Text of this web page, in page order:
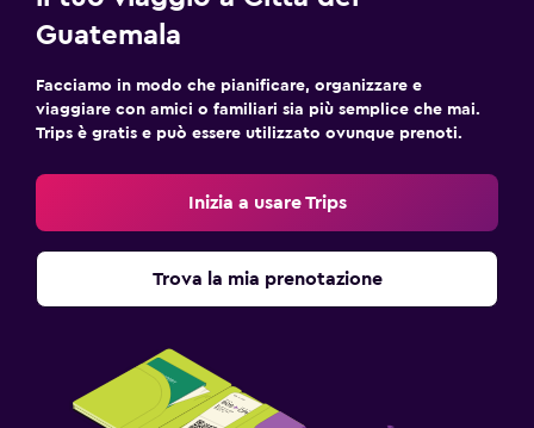
Guatemala
Facciamo in modo che pianificare, organizzare e
viaggiare con amici o familiari sia più semplice che mai.
Trips è gratis e può essere utilizzato ovunque prenoti.
Inizia a usare Trips
Trova la mia prenotazione